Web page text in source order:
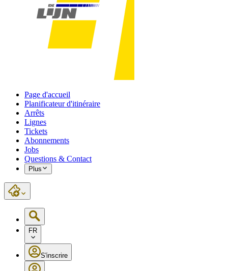
Page d'accueil
Planificateur d'itinéraire
Arrêts
Lignes
Tickets
Abonnements
Jobs
Questions & Contact
Plus
FR
S'inscrire